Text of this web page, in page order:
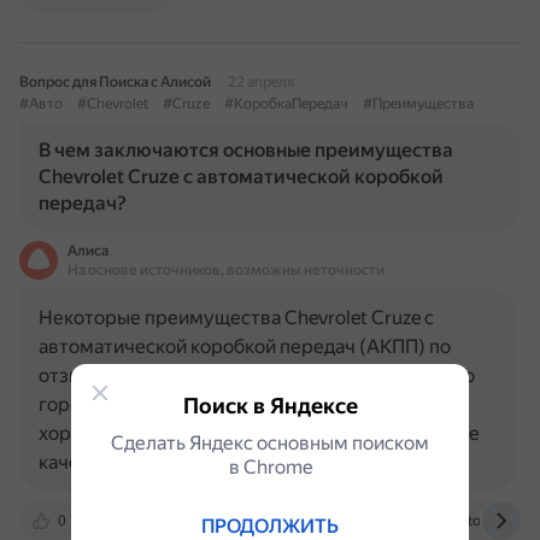
Вопрос для Поиска с Алисой
22 апреля
#Авто
#Chevrolet #Cruze #КоробкаПередач #Преимущества
В чем заключаются основные преимущества
Chevrolet Cruze с автоматической коробкой
передач?
Алиса
На основе источников, возможны неточности
0 www.youtube.com rutube.ru m.avito.ru
Некоторые преимущества Chevrolet Cruze с
автоматической коробкой передач (АКПП) по
отзывам владельцев: Комфорт при движении по
городу. Владельцы отмечают, что автомобиль
хорошо ведёт себя на дорогах в городе. Ходовые
качества на трассе…
Поиск в Яндексе
Сделать Яндекс основным поиском
в Сhrome
ПРОДОЛЖИТЬ